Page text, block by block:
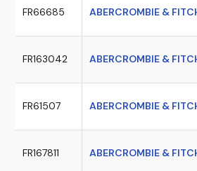
FR66685 ABERCROMBIE &
FR163042 ABERCROMBIE &
FR61507 ABERCROMBIE &
FR167811 ABERCROMBIE &